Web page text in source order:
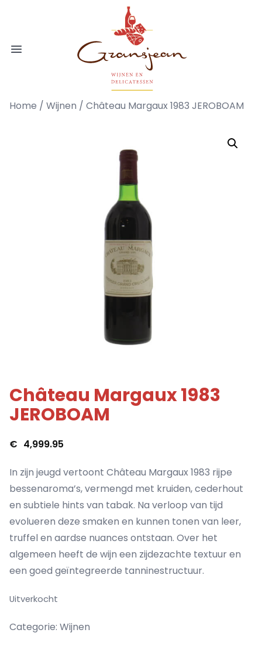
Open menu
Gransjean - Wijn - Broodjes -
Home / Wijnen / Château Margaux 1983 JEROBOAM
Château Margaux 1983
JEROBOAM
€ 4,999.95
In zijn jeugd vertoont Château Margaux 1983 rijpe
bessenaroma’s, vermengd met kruiden, cederhout
en subtiele hints van tabak. Na verloop van tijd
evolueren deze smaken en kunnen tonen van leer,
truffel en aardse nuances ontstaan. Over het
algemeen heeft de wijn een zijdezachte textuur en
een goed geïntegreerde tanninestructuur.
Uitverkocht
Categorie: Wijnen